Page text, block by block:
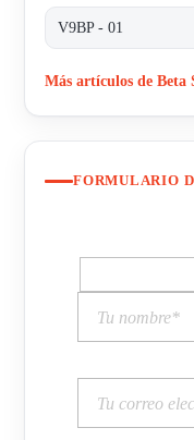
V9BP - 01
Más artículos de Beta
FORMULARIO